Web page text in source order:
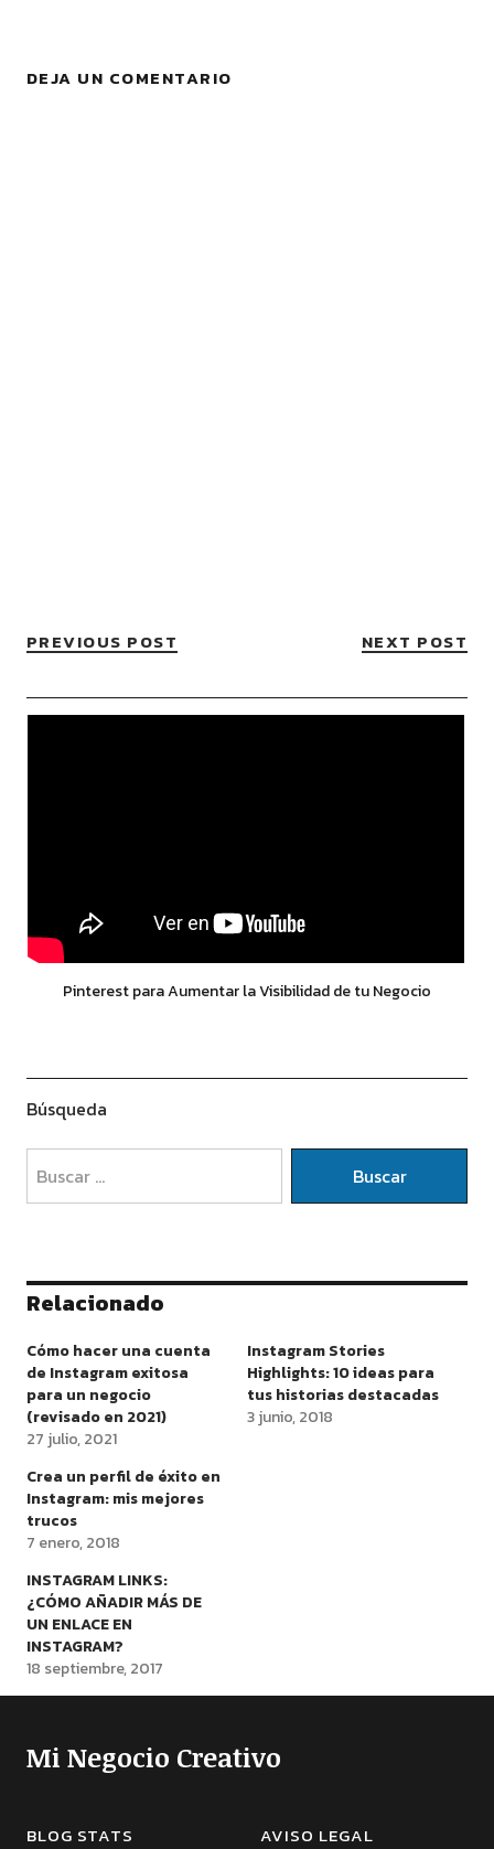
DEJA UN COMENTARIO
PREVIOUS POST NEXT POST
Pinterest para Aumentar la Visibilidad de tu Negocio
Búsqueda
Relacionado
Cómo hacer una cuenta
de Instagram exitosa
para un negocio
(revisado en 2021)
27 julio, 2021
Instagram Stories
Highlights: 10 ideas para
tus historias destacadas
3 junio, 2018
Crea un perfil de éxito en
Instagram: mis mejores
trucos
7 enero, 2018
INSTAGRAM LINKS:
¿CÓMO AÑADIR MÁS DE
UN ENLACE EN
INSTAGRAM?
18 septiembre, 2017
Mi Negocio Creativo
BLOG STATS AVISO LEGAL